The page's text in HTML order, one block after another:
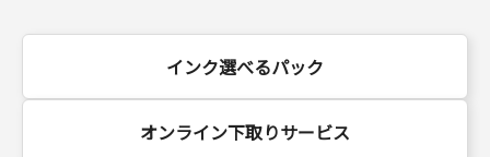
インク選べるパック
オンライン下取りサービス